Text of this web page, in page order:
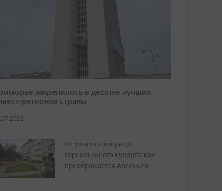
закрепилось в десятке лучших
регионов страны
От уютного двора до
горнолыжного курорта: как
преображается Арсеньев